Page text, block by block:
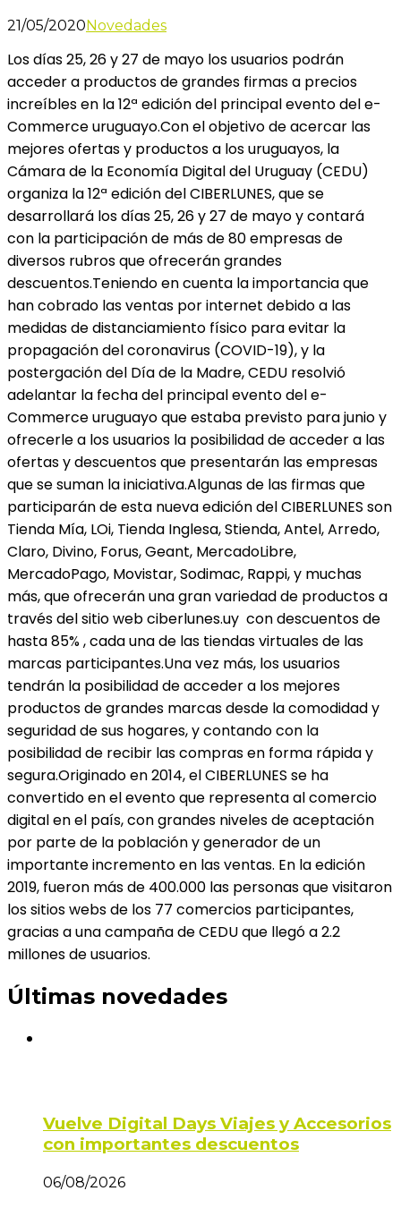
21/05/2020Novedades
Los días 25, 26 y 27 de mayo los usuarios podrán
acceder a productos de grandes firmas a precios
increíbles en la 12ª edición del principal evento del e-
Commerce uruguayo.Con el objetivo de acercar las
mejores ofertas y productos a los uruguayos, la
Cámara de la Economía Digital del Uruguay (CEDU)
organiza la 12ª edición del CIBERLUNES, que se
desarrollará los días 25, 26 y 27 de mayo y contará
con la participación de más de 80 empresas de
diversos rubros que ofrecerán grandes
descuentos.Teniendo en cuenta la importancia que
han cobrado las ventas por internet debido a las
medidas de distanciamiento físico para evitar la
propagación del coronavirus (COVID-19), y la
postergación del Día de la Madre, CEDU resolvió
adelantar la fecha del principal evento del e-
Commerce uruguayo que estaba previsto para junio y
ofrecerle a los usuarios la posibilidad de acceder a las
ofertas y descuentos que presentarán las empresas
que se suman la iniciativa.Algunas de las firmas que
participarán de esta nueva edición del CIBERLUNES son
Tienda Mía, LOi, Tienda Inglesa, Stienda, Antel, Arredo,
Claro, Divino, Forus, Geant, MercadoLibre,
MercadoPago, Movistar, Sodimac, Rappi, y muchas
más, que ofrecerán una gran variedad de productos a
través del sitio web ciberlunes.uy con descuentos de
hasta 85% , cada una de las tiendas virtuales de las
marcas participantes.Una vez más, los usuarios
tendrán la posibilidad de acceder a los mejores
productos de grandes marcas desde la comodidad y
seguridad de sus hogares, y contando con la
posibilidad de recibir las compras en forma rápida y
segura.Originado en 2014, el CIBERLUNES se ha
convertido en el evento que representa al comercio
digital en el país, con grandes niveles de aceptación
por parte de la población y generador de un
importante incremento en las ventas. En la edición
2019, fueron más de 400.000 las personas que visitaron
los sitios webs de los 77 comercios participantes,
gracias a una campaña de CEDU que llegó a 2.2
millones de usuarios.
Últimas novedades
Vuelve Digital Days Viajes y Accesorios
con importantes descuentos
06/08/2026